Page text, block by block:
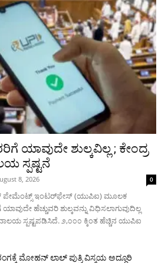
ಯಾವುದೇ ಶುಲ್ಕವಿಲ್ಲ ; ಕೇಂದ್ರ
ಸ್ಪಷ್ಟನೆ
8, 2026 0
ಇಂಟರ್‌ಫೇಸ್ (ಯುಪಿಐ) ಮೂಲಕ
ಹೆಚ್ಚುವರಿ ಶುಲ್ಕವನ್ನು ವಿಧಿಸಲಾಗುವುದಿಲ್ಲ
ಸ್ಪಷ್ಟಪಡಿಸಿದೆ. ೨,೦೦೦ ಕ್ಕಿಂತ ಹೆಚ್ಚಿನ ಯುಪಿಐ
ಮೋಹನ್ ಲಾಲ್ ಪುತ್ರಿ ವಿಸ್ಮಯ ಅದ್ಧೂರಿ